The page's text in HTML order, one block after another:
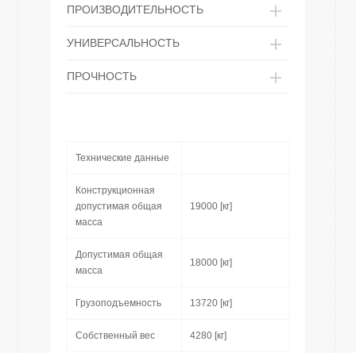
ПРОИЗВОДИТЕЛЬНОСТЬ
УНИВЕРСАЛЬНОСТЬ
ПРОЧНОСТЬ
Технические данные
Конструкционная
допустимая общая
масса
19000 [кг]
Допустимая общая
масса
18000 [кг]
Грузоподъемность 13720 [кг]
Собственный вес 4280 [кг]